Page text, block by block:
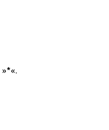
»*«.